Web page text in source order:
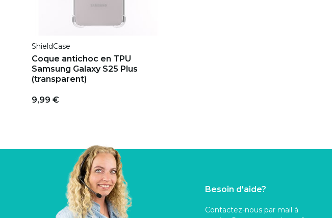
ShieldCase
Coque antichoc en TPU
Samsung Galaxy S25 Plus
(transparent)
9,99 €
Besoin d'aide?
Contactez-nous par mail à